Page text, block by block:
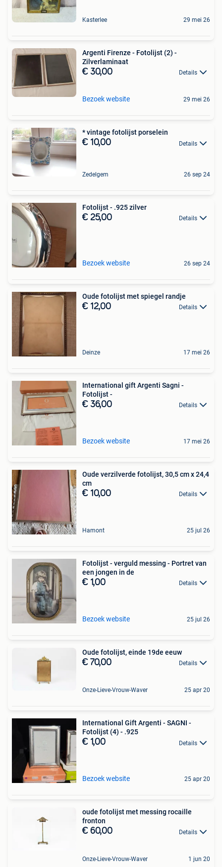
Kasterlee 29 mei 26
Argenti Firenze - Fotolijst (2) -
Zilverlaminaat
€ 30,00 Details
Bezoek website 29 mei 26
* vintage fotolijst porselein
€ 10,00 Details
Zedelgem 26 sep 24
Fotolijst - .925 zilver
€ 25,00 Details
Bezoek website 26 sep 24
Oude fotolijst met spiegel randje
€ 12,00 Details
Deinze 17 mei 26
International gift Argenti Sagni -
Fotolijst -
€ 36,00 Details
Bezoek website 17 mei 26
Oude verzilverde fotolijst, 30,5 cm x 24,4
cm
€ 10,00 Details
Hamont 25 jul 26
Fotolijst - verguld messing - Portret van
een jongen in de
€ 1,00 Details
Bezoek website 25 jul 26
Oude fotolijst, einde 19de eeuw
€ 70,00 Details
Onze-Lieve-Vrouw-Waver 25 apr 20
International Gift Argenti - SAGNI -
Fotolijst (4) - .925
€ 1,00 Details
Bezoek website 25 apr 20
oude fotolijst met messing rocaille
fronton
€ 60,00 Details
Onze-Lieve-Vrouw-Waver 1 jun 20